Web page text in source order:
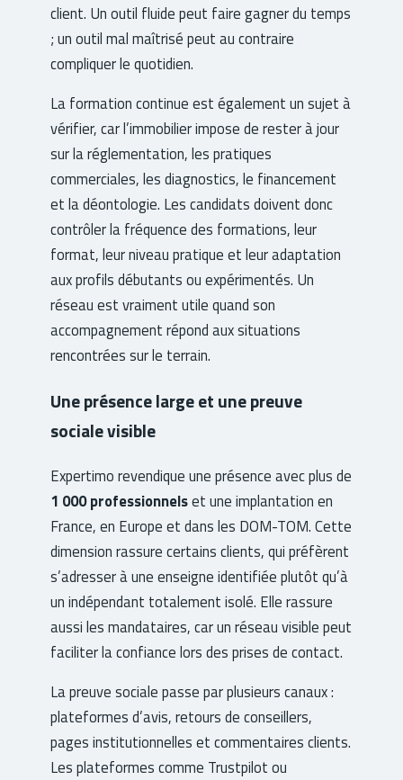
client. Un outil fluide peut faire gagner du temps
; un outil mal maîtrisé peut au contraire
compliquer le quotidien.
La formation continue est également un sujet à
vérifier, car l’immobilier impose de rester à jour
sur la réglementation, les pratiques
commerciales, les diagnostics, le financement
et la déontologie. Les candidats doivent donc
contrôler la fréquence des formations, leur
format, leur niveau pratique et leur adaptation
aux profils débutants ou expérimentés. Un
réseau est vraiment utile quand son
accompagnement répond aux situations
rencontrées sur le terrain.
Une présence large et une preuve
sociale visible
Expertimo revendique une présence avec plus de
1 000 professionnelset une implantation en
France, en Europe et dans les DOM-TOM. Cette
dimension rassure certains clients, qui préfèrent
s’adresser à une enseigne identifiée plutôt qu’à
un indépendant totalement isolé. Elle rassure
aussi les mandataires, car un réseau visible peut
faciliter la confiance lors des prises de contact.
La preuve sociale passe par plusieurs canaux :
plateformes d’avis, retours de conseillers,
pages institutionnelles et commentaires clients.
Les plateformes comme Trustpilot ou